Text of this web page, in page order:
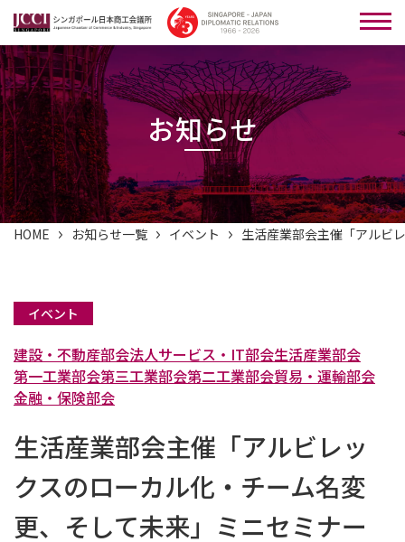
お知らせ
HOME お知らせ一覧 イベント 生活産業部会主催「アルビ
イベント
建設・不動産部会法人サービス・IT部会生活産業部会
第一工業部会第三工業部会第二工業部会貿易・運輸部会
金融・保険部会
生活産業部会主催「アルビレッ
クスのローカル化・チーム名変
更、そして未来」ミニセミナー